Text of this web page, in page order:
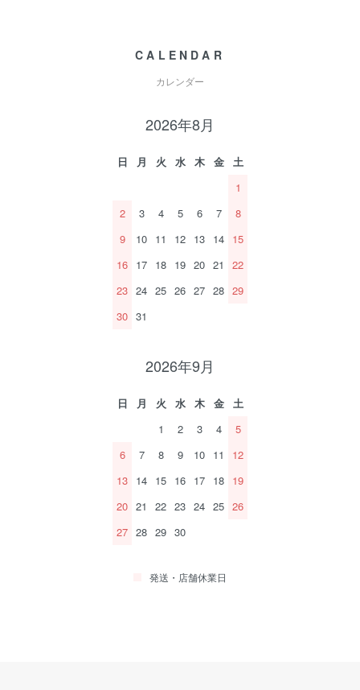
CALENDAR
カレンダー
2026年8月
日 月 火 水 木 金
土
1
2
3 4 5 6 7
8
9
10 11 12 13 14 15
16 17 18 19 20 21
22
23 24 25 26 27 28 29
30 31
2026年9月
日 月 火 水 木 金
土
1
2 3 4
5
6
7 8 9 10 11
12
13 14 15 16 17 18 19
20 21 22 23 24 25 26
27 28 29 30
発送・店舗休業日